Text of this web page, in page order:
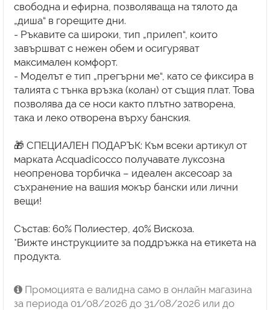
свободна и ефирна, позволяваща на тялото да
„диша“ в горещите дни.
- Ръкавите са широки, тип „прилеп“, които
завършват с нежен обем и осигуряват
максимален комфорт.
- Моделът е тип „прегърни ме“, като се фиксира в
талията с тънка връзка (колан) от същия плат. Това
позволява да се носи както плътно затворена,
така и леко отворена върху банския.
🎁 СПЕЦИАЛЕН ПОДАРЪК: Към всеки артикул от
марката Acquadicocco получавате луксозна
неопренова торбичка – идеален аксесоар за
съхранение на вашия мокър бански или лични
вещи!
Състав: 60% Полиестер, 40% Вискоза.
*Вижте инструкциите за поддръжка на етикета на
продукта.
Промоцията е валидна само в онлайн магазина
за периода 01/08/2026 до 31/08/2026 или до